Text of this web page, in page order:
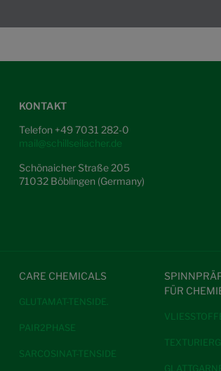
KONTAKT
Telefon +49 7031 282-0
mail@schillseilacher.de
Schönaicher Straße 205
71032 Böblingen (Germany)
CARE CHEMICALS
GLUTAMAT-TENSIDE.
PAIR2PHASE
SARCOSINAT-TENSIDE
FÜR